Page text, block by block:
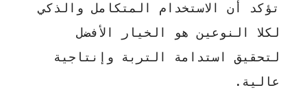
تؤكد أن الاستخدام المتكامل والذكي
لكلا النوعين هو الخيار الأفضل
لتحقيق استدامة التربة وإنتاجية
عالية.